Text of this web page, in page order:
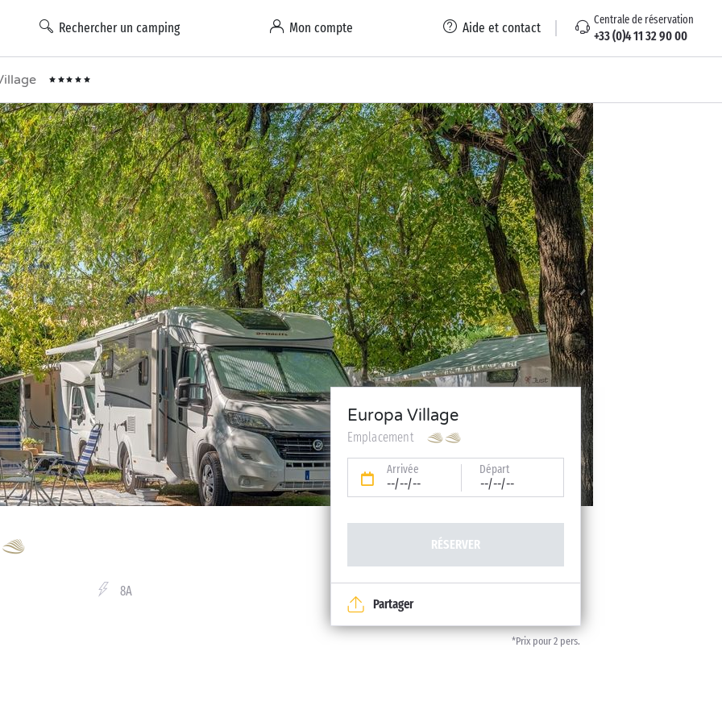
Rechercher un camping Mon compte Aide et contact Centrale de réservation
+33 (0)4 11 32 90 00
8A
Europa Village
Emplacement
Arrivée
--/--/--
Départ
--/--/--
RÉSERVER
*Prix pour 2 pers.
Partager